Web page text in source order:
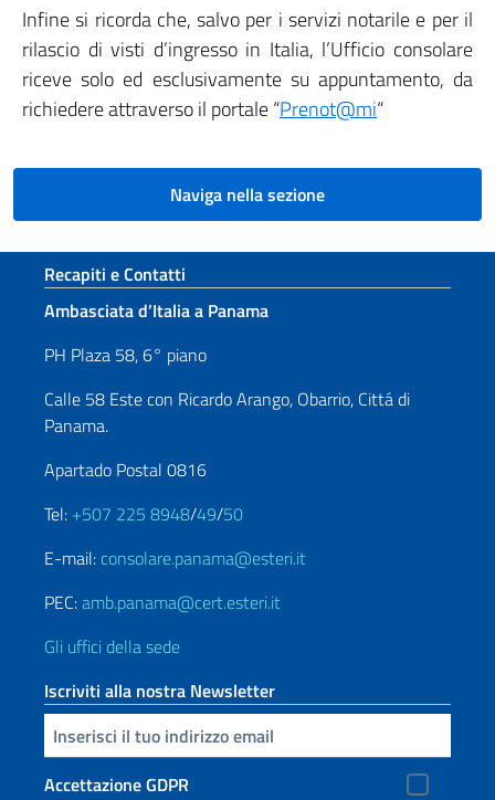
Infine si ricorda che, salvo per i servizi notarile e per il
rilascio di visti d’ingresso in Italia, l’Ufficio consolare
riceve solo ed esclusivamente su appuntamento, da
richiedere attraverso il portale “Prenot@mi“
Naviga nella sezione
Sezione footer
Recapiti e Contatti
Ambasciata d’Italia a Panama
PH Plaza 58, 6° piano
Calle 58 Este con Ricardo Arango, Obarrio, Cittá di
Panama.
Apartado Postal 0816
Tel: +507 225 8948/49/50
E-mail: consolare.panama@esteri.it
PEC:amb.panama@cert.esteri.it
Gli uffici della sede
Iscriviti alla nostra Newsletter
Inserisci la tua email
Accettazione GDPR